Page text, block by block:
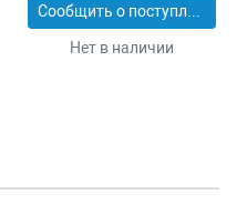
Сообщить о поступлении
Нет в наличии